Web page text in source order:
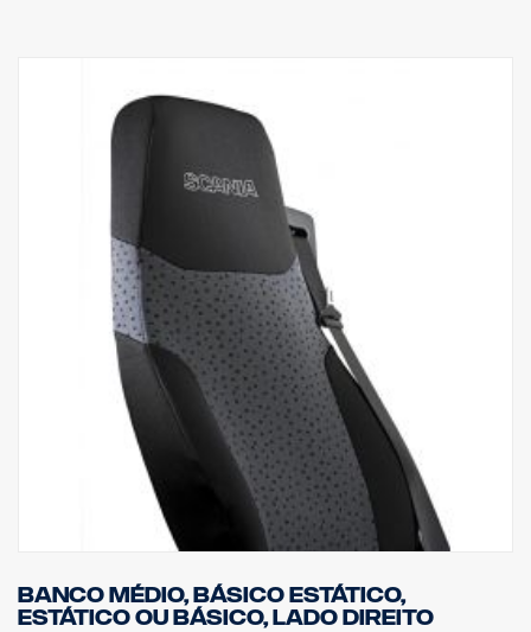
Banco médio, básico estático,
estático ou básico, lado direito